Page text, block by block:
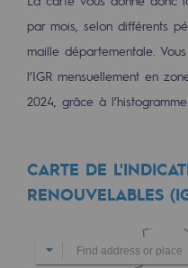
Qu'est-ce que
Teréga,
Hydrogène
Hydrogène :
Transport
par mois, selon différents
maille départementale.
l’IGR mensuellement en
2024, grâce à
CARTE DE
RENOUVELABLES